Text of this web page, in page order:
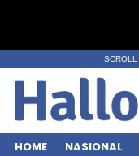
SCROLL
HOME NASIONAL